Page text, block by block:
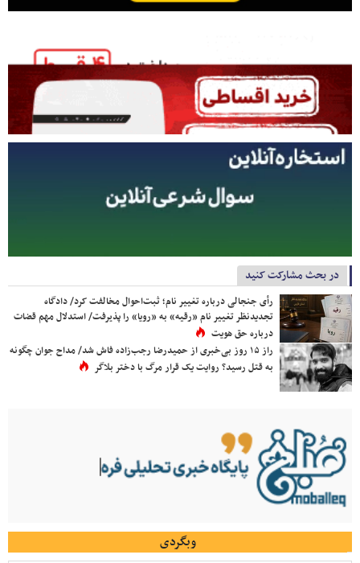
در بحث مشارکت کنید
رأی جنجالی درباره تغییر نام؛ ثبت‌احوال مخالفت کرد/ دادگاه
تجدیدنظر تغییر نام «رقیه» به «رویا» را پذیرفت/ استدلال مهم قضات
درباره حق هویت
راز ۱۵ روز بی‌خبری از حمیدرضا رجب‌زاده فاش شد/ مداح جوان چگونه
به قتل رسید؟ روایت یک قرار مرگ با دختر بلاگر
وبگردی